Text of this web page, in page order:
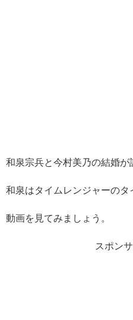
和泉宗兵と今村美乃の結婚が
和泉はタイムレンジャーのタ
動画を見てみましょう。
スポン